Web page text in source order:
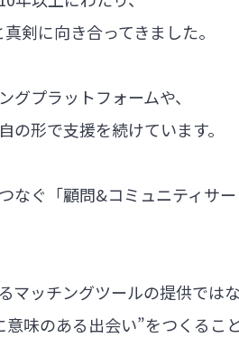
剣に向き合ってきました。
プラットフォームや、
形で支援を続けています。
なぐ「顧問&コミュニティサ
マッチングツールの提供では
味のある出会い”をつくるこ